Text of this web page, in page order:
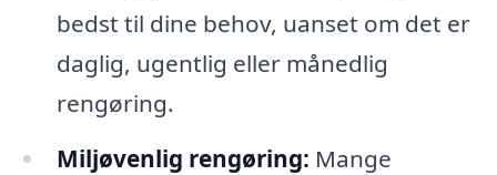
bedst til dine behov, uanset om det er
daglig, ugentlig eller månedlig
rengøring.
Miljøvenlig rengøring: Mange